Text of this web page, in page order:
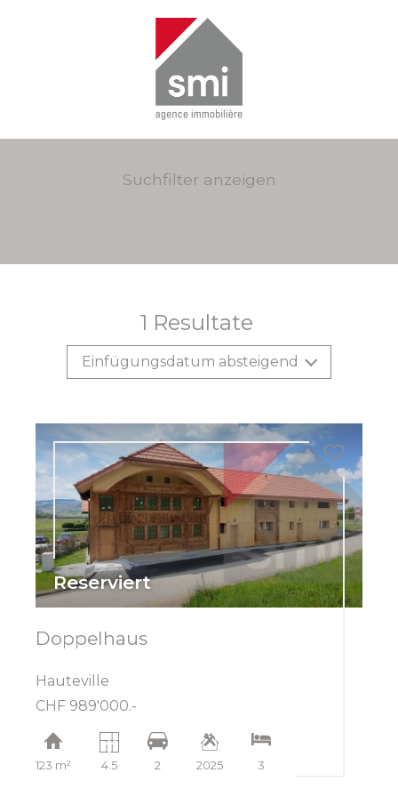
Suchfilter anzeigen
1 Resultate
Einfügungsdatum absteigend
Reserviert
Doppelhaus
Hauteville
CHF 989'000.-
123 m² 4.5 2 2025 3